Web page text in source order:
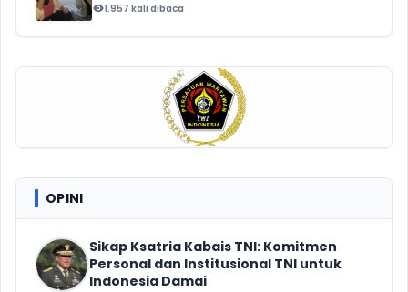
1.957 kali dibaca
OPINI
Sikap Ksatria Kabais TNI: Komitmen
Personal dan Institusional TNI untuk
Indonesia Damai